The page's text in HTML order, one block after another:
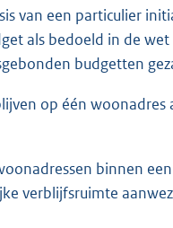
van een particulier
als bedoeld in de
budgetten
op één
binnen
verblijfsruimte